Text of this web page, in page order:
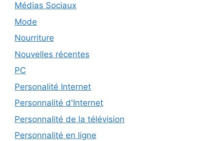
Médias Sociaux
Mode
Nourriture
Nouvelles récentes
PC
Personalité Internet
Personnalité d'Internet
Personnalité de la télévision
Personnalité en ligne